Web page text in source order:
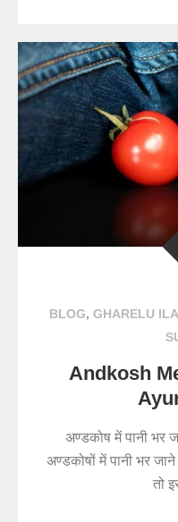
BLOG, GHARELU
Andkosh
अण्डकोष में पानी भर
अण्डकोषों में पानी भर
तो